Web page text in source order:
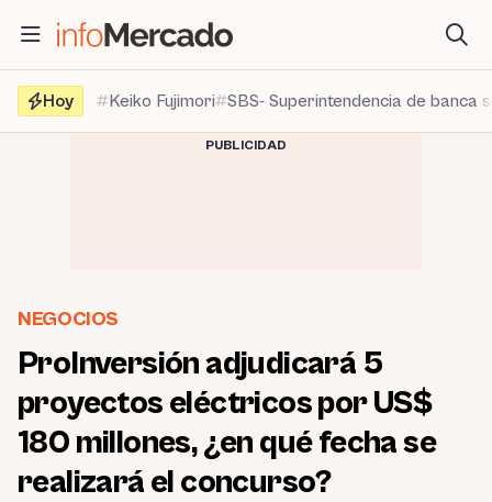
contenido
Hoy
Keiko Fujimori SBS- Superintendencia de banca
PUBLICIDAD
NEGOCIOS
ProInversión adjudicará 5
proyectos eléctricos por US$
180 millones, ¿en qué fecha se
realizará el concurso?